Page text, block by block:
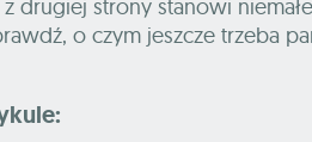
z drugiej strony stanowi
o czym jeszcze trzeba